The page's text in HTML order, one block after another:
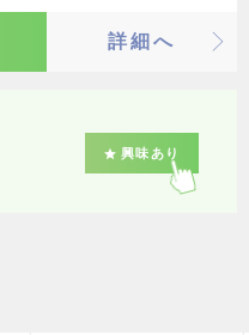
詳細へ
興味あり